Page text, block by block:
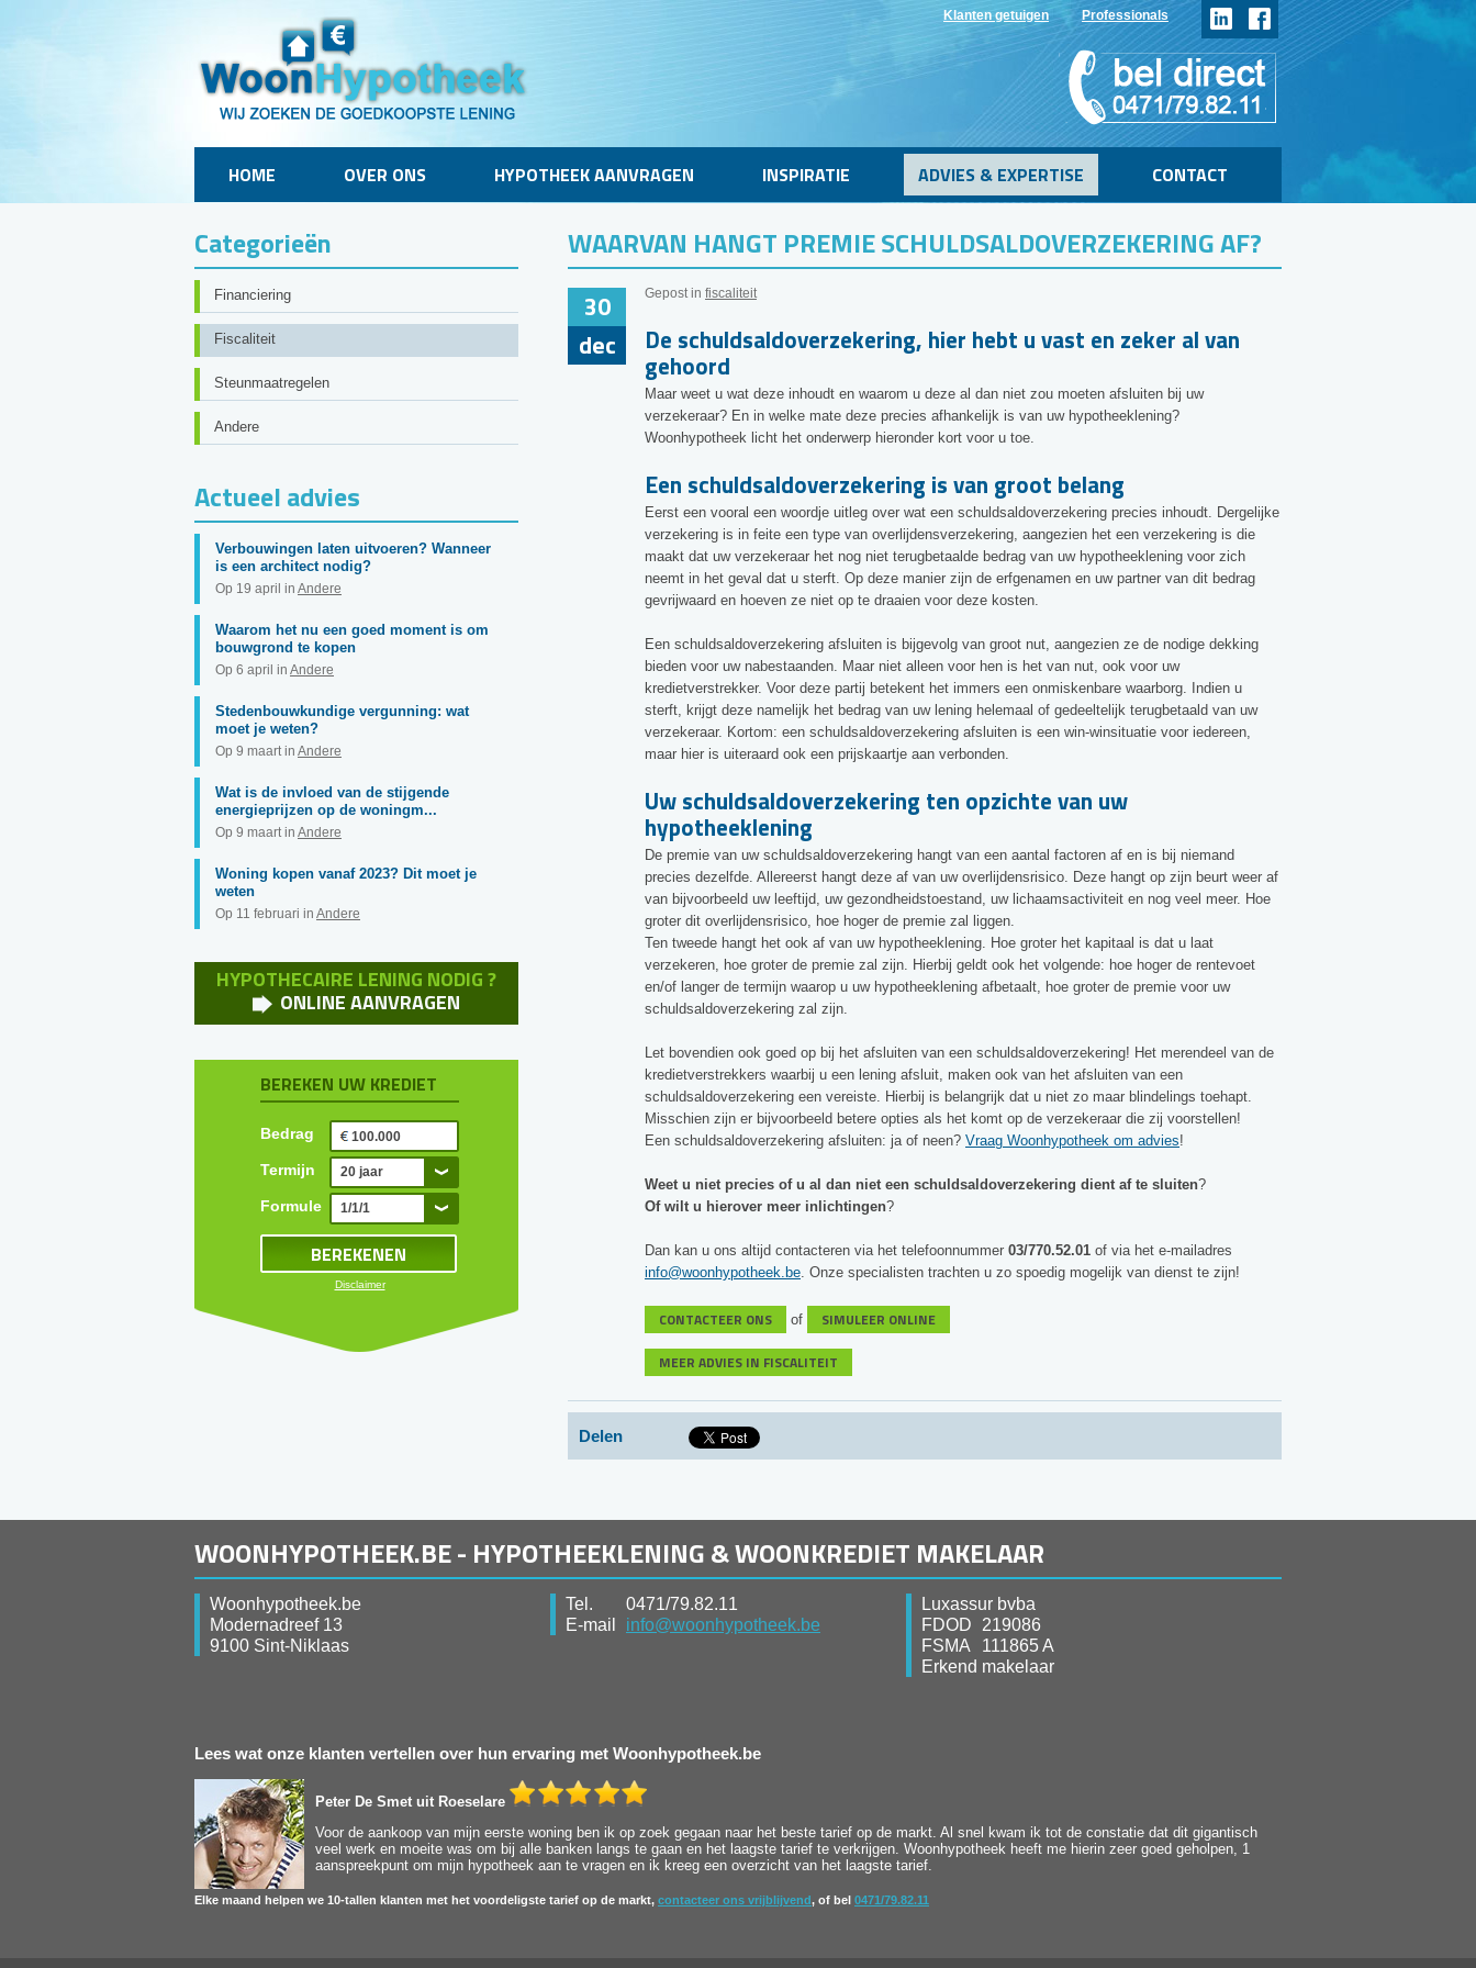
Klanten getuigen Professionals
HOME OVER ONS HYPOTHEEK AANVRAGEN INSPIRATIE ADVIES & EXPERTISE CONTACT
WAARVAN HANGT PREMIE SCHULDSALDOVERZEKERING AF?
30
dec
Gepost in fiscaliteit
De schuldsaldoverzekering, hier hebt u vast en zeker al van
gehoord
Maar weet u wat deze inhoudt en waarom u deze al dan niet zou moeten afsluiten bij uw
verzekeraar? En in welke mate deze precies afhankelijk is van uw hypotheeklening?
Woonhypotheek licht het onderwerp hieronder kort voor u toe.
Een schuldsaldoverzekering is van groot belang
Eerst een vooral een woordje uitleg over wat een schuldsaldoverzekering precies inhoudt. Dergelijke
verzekering is in feite een type van overlijdensverzekering, aangezien het een verzekering is die
maakt dat uw verzekeraar het nog niet terugbetaalde bedrag van uw hypotheeklening voor zich
neemt in het geval dat u sterft. Op deze manier zijn de erfgenamen en uw partner van dit bedrag
gevrijwaard en hoeven ze niet op te draaien voor deze kosten.
Een schuldsaldoverzekering afsluiten is bijgevolg van groot nut, aangezien ze de nodige dekking
bieden voor uw nabestaanden. Maar niet alleen voor hen is het van nut, ook voor uw
kredietverstrekker. Voor deze partij betekent het immers een onmiskenbare waarborg. Indien u
sterft, krijgt deze namelijk het bedrag van uw lening helemaal of gedeeltelijk terugbetaald van uw
verzekeraar. Kortom: een schuldsaldoverzekering afsluiten is een win-winsituatie voor iedereen,
maar hier is uiteraard ook een prijskaartje aan verbonden.
Uw schuldsaldoverzekering ten opzichte van uw
hypotheeklening
De premie van uw schuldsaldoverzekering hangt van een aantal factoren af en is bij niemand
precies dezelfde. Allereerst hangt deze af van uw overlijdensrisico. Deze hangt op zijn beurt weer af
van bijvoorbeeld uw leeftijd, uw gezondheidstoestand, uw lichaamsactiviteit en nog veel meer. Hoe
groter dit overlijdensrisico, hoe hoger de premie zal liggen.
Ten tweede hangt het ook af van uw hypotheeklening. Hoe groter het kapitaal is dat u laat
verzekeren, hoe groter de premie zal zijn. Hierbij geldt ook het volgende: hoe hoger de rentevoet
en/of langer de termijn waarop u uw hypotheeklening afbetaalt, hoe groter de premie voor uw
schuldsaldoverzekering zal zijn.
Let bovendien ook goed op bij het afsluiten van een schuldsaldoverzekering! Het merendeel van de
kredietverstrekkers waarbij u een lening afsluit, maken ook van het afsluiten van een
schuldsaldoverzekering een vereiste. Hierbij is belangrijk dat u niet zo maar blindelings toehapt.
Misschien zijn er bijvoorbeeld betere opties als het komt op de verzekeraar die zij voorstellen!
Een schuldsaldoverzekering afsluiten: ja of neen? Vraag Woonhypotheek om advies!
Weet u niet precies of u al dan niet een schuldsaldoverzekering dient af te sluiten?
Of wilt u hierover meer inlichtingen?
Dan kan u ons altijd contacteren via het telefoonnummer 03/770.52.01 of via het e-mailadres
info@woonhypotheek.be. Onze specialisten trachten u zo spoedig mogelijk van dienst te zijn!
CONTACTEER ONS of SIMULEER ONLINE
MEER ADVIES IN FISCALITEIT
Delen
Categorieën
Financiering
Fiscaliteit
Steunmaatregelen
Andere
Actueel advies
Verbouwingen laten uitvoeren? Wanneer
is een architect nodig?
Op 19 april in Andere
Waarom het nu een goed moment is om
bouwgrond te kopen
Op 6 april in Andere
Stedenbouwkundige vergunning: wat
moet je weten?
Op 9 maart in Andere
Wat is de invloed van de stijgende
energieprijzen op de woningm...
Op 9 maart in Andere
Woning kopen vanaf 2023? Dit moet je
weten
Op 11 februari in Andere
HYPOTHECAIRE LENING NODIG ?
ONLINE AANVRAGEN
BEREKEN UW KREDIET
Bedrag
Termijn 20 jaar
Formule 1/1/1
Disclaimer
WOONHYPOTHEEK.BE - HYPOTHEEKLENING & WOONKREDIET MAKELAAR
Woonhypotheek.be
Modernadreef 13
9100 Sint-Niklaas
Tel.
0471/79.82.11
E-mail
info@woonhypotheek.be
Luxassur bvba
FDOD
219086
FSMA
111865 A
Erkend makelaar
Lees wat onze klanten vertellen over hun ervaring met Woonhypotheek.be
Peter De Smet uit Roeselare
Voor de aankoop van mijn eerste woning ben ik op zoek gegaan naar het beste tarief op de markt. Al snel kwam ik tot de constatie dat dit gigantisch
veel werk en moeite was om bij alle banken langs te gaan en het laagste tarief te verkrijgen. Woonhypotheek heeft me hierin zeer goed geholpen, 1
aanspreekpunt om mijn hypotheek aan te vragen en ik kreeg een overzicht van het laagste tarief.
Elke maand helpen we 10-tallen klanten met het voordeligste tarief op de markt, contacteer ons vrijblijvend, of bel 0471/79.82.11